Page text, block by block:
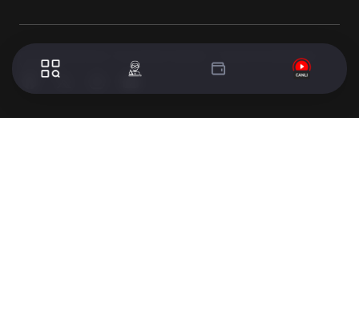
© 2024 WorldTurk. Tüm Hakları Saklıdır. - Tasarım & Geliştirme :
Volion's